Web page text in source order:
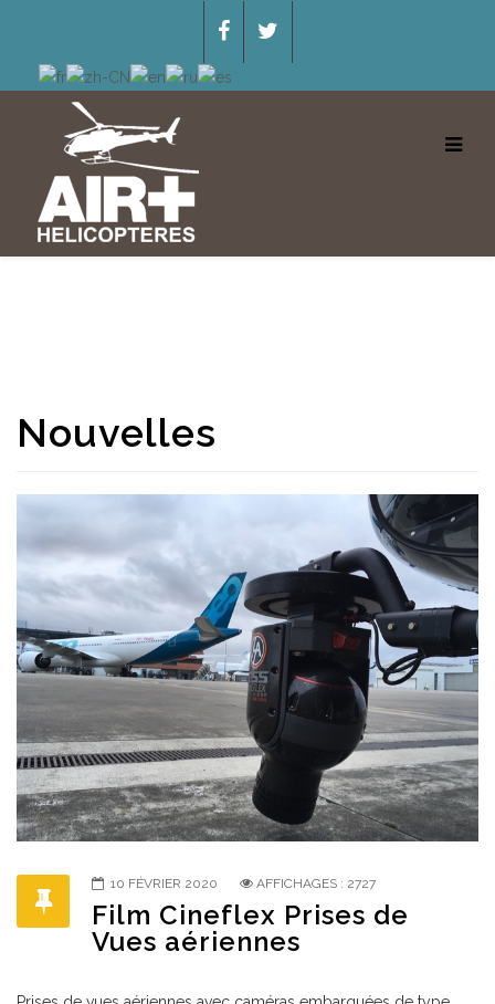
Nouvelles
10 FÉVRIER 2020 AFFICHAGES : 2727
Film Cineflex Prises de
Vues aériennes